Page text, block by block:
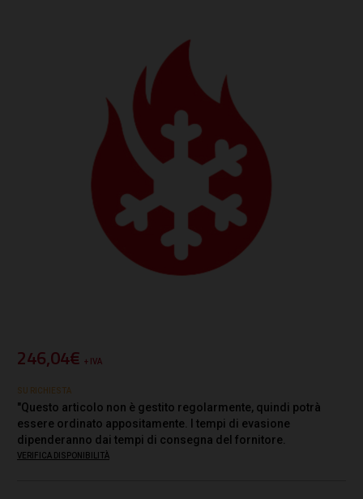
246,04€ + IVA
SU RICHIESTA
"Questo articolo non è gestito regolarmente, quindi potrà
essere ordinato appositamente. I tempi di evasione
dipenderanno dai tempi di consegna del fornitore.
VERIFICA DISPONIBILITÀ